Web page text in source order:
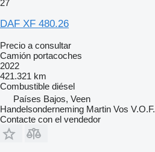
27
DAF XF 480.26
Precio a consultar
Camión portacoches
2022
421.321 km
Combustible diésel
Países Bajos, Veen
Handelsonderneming Martin Vos V.O.F.
Contacte con el vendedor